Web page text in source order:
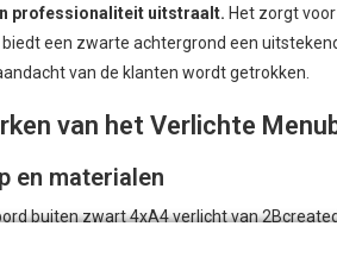
professionaliteit uitstraalt. Het zorgt
biedt een zwarte achtergrond een
van de klanten wordt getrokken.
van het Verlichte
en materialen
buiten zwart 4xA4 verlicht van
zorgt voor een elegante uitstraling